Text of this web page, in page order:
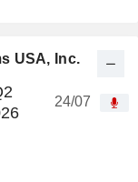
USA, Inc.
24/07